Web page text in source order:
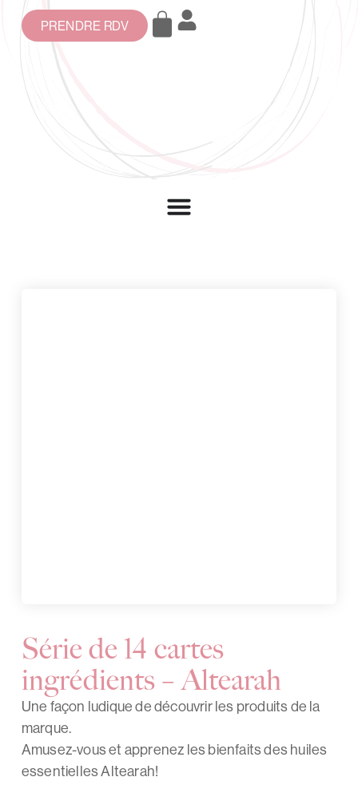
PRENDRE RDV
Série de 14 cartes
ingrédients – Altearah
Une façon ludique de découvrir les produits de la
marque.
Amusez-vous et apprenez les bienfaits des huiles
essentielles Altearah!